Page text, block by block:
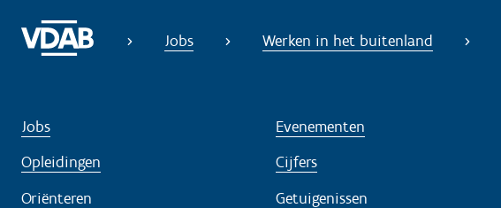
Jobs Werken in het buitenland
Jobs
Opleidingen
Oriënteren
Evenementen
Cijfers
Getuigenissen